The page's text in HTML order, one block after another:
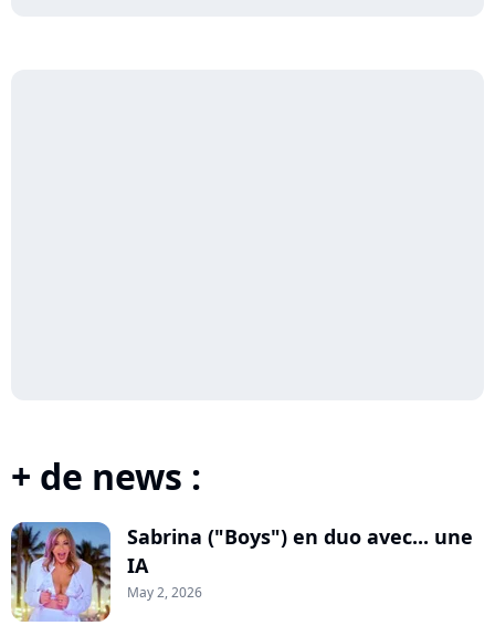
+ de news :
Sabrina ("Boys") en duo avec... une
IA
May 2, 2026